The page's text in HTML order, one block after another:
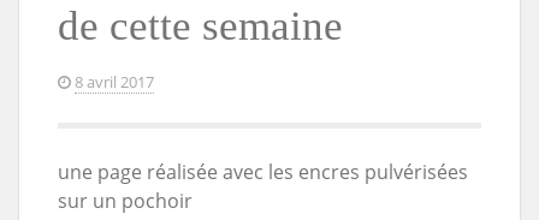
de cette semaine
8 avril 2017
une page réalisée avec les encres pulvérisées
sur un pochoir